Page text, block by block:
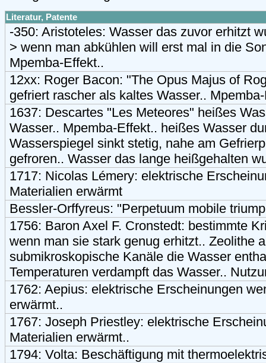
Literatur, Patente
-350: Aristoteles: Wasser das zuvor erhitzt
> wenn man abkühlen will erst mal in die
Mpemba-Effekt..
12xx: Roger Bacon: "The Opus Majus of
gefriert rascher als kaltes Wasser..
1637: Descartes "Les Meteores" heißes
Wasser.. Mpemba-Effekt.. heißes Wasser
Wasserspiegel sinkt stetig, nahe am
gefroren.. Wasser das lange heißgehalten
1717: Nicolas Lémery: elektrische
Materialien erwärmt
Bessler-Orffyreus: "Perpetuum mobile
1756: Baron Axel F. Cronstedt: bestimmte
wenn man sie stark genug erhitzt.. Zeolithe
submikroskopische Kanäle die Wasser
Temperaturen verdampft das Wasser..
1762: Aepius: elektrische Erscheinungen
erwärmt..
1767: Joseph Priestley: elektrische
Materialien erwärmt..
1794: Volta: Beschäftigung mit